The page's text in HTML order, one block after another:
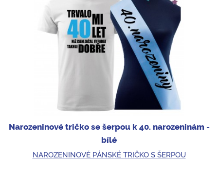
Narozeninové tričko se šerpou k 40. narozeninám -
bílé
NAROZENINOVÉ PÁNSKÉ TRIČKO S ŠERPOU